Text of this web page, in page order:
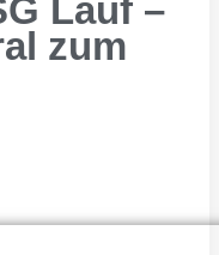
Lauf –
zum